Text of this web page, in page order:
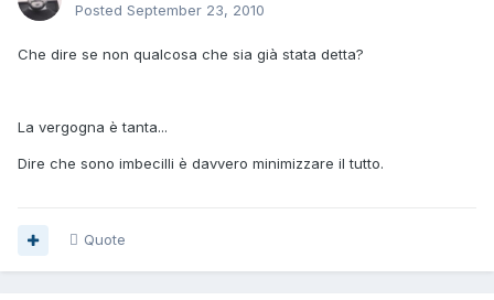
Posted September 23, 2010
Che dire se non qualcosa che sia già stata detta?
La vergogna è tanta...
Dire che sono imbecilli è davvero minimizzare il tutto.
Quote